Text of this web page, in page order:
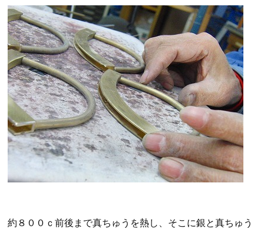
約８００ｃ前後まで真ちゅうを熱し、そこに銀と真ちゅう